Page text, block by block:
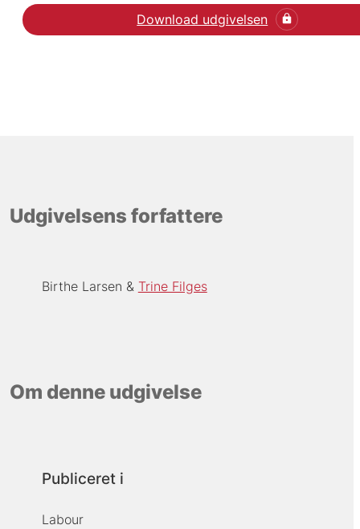
Download udgivelsen
Udgivelsens forfattere
Birthe Larsen Trine Filges
Om denne udgivelse
Publiceret i
Labour